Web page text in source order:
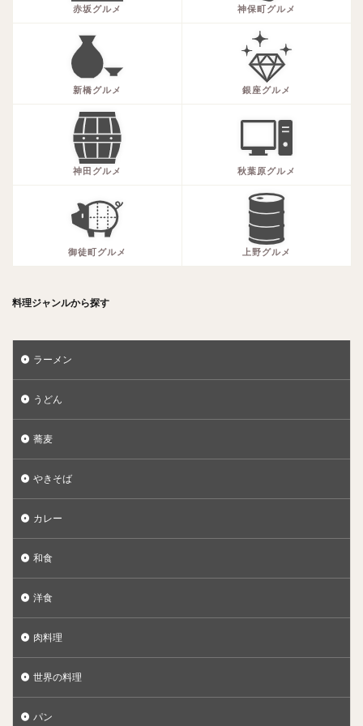
赤坂グルメ 神保町グルメ
新橋グルメ 銀座グルメ
神田グルメ 秋葉原グルメ
御徒町グルメ 上野グルメ
料理ジャンルから探す
ラーメン
うどん
蕎麦
やきそば
カレー
和食
洋食
肉料理
世界の料理
パン